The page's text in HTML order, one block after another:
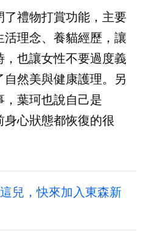
禮物打賞功能，主要
理念、養貓經歷，讓
也讓女性不要過度義
然美與健康護理。另
，葉珂也說自己是
身心狀態都恢復的很
兒，快來加入東森新